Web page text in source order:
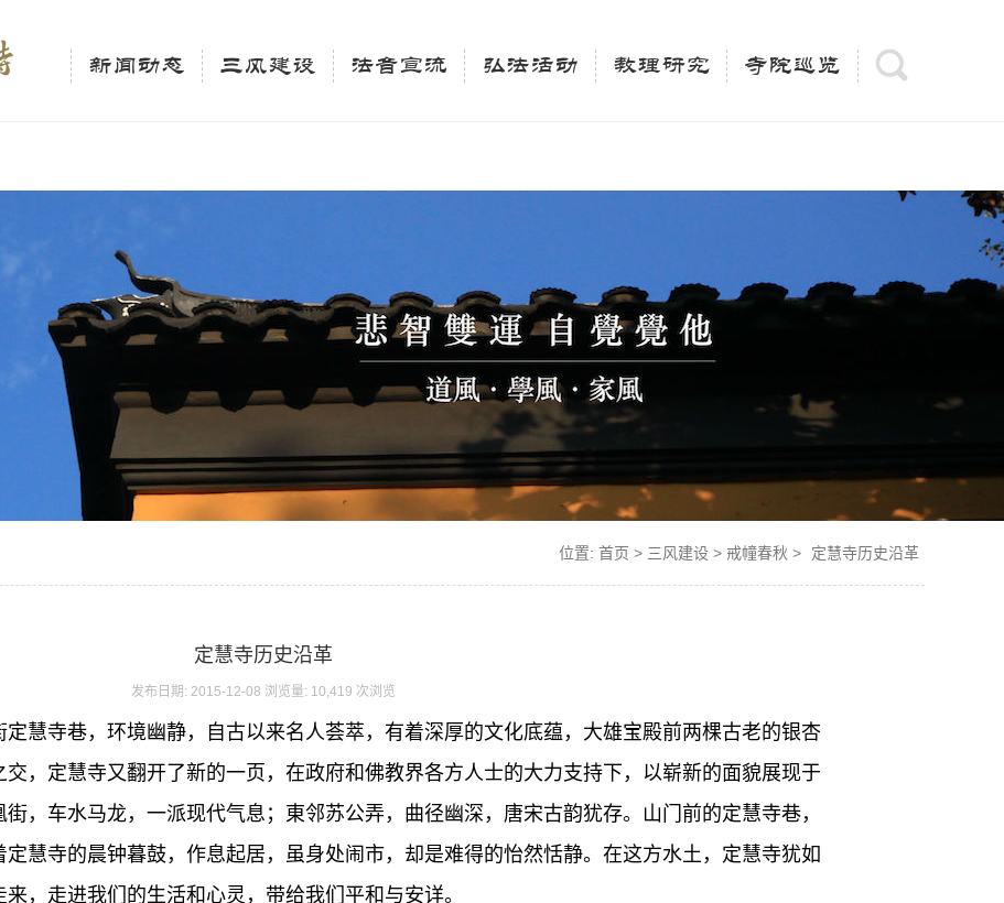
false); $description = tag_description(); } $keywords = trim(strip_tags($keywords)); $description =
新闻动态 三风建设 法音宣流 弘法活动 教理研究 寺院巡览
位置: 首页 > 三风建设 > 戒幢春秋 > 定慧寺历史沿革
定慧寺历史沿革
发布日期: 2015-12-08 浏览量: 10,419 次浏览
慧寺巷，环境幽静，自古以来名人荟萃，有着深厚的文化底蕴，大雄宝殿前两棵古老的银杏
，定慧寺又翻开了新的一页，在政府和佛教界各方人士的大力支持下，以崭新的面貌展现于
，车水马龙，一派现代气息；東邻苏公弄，曲径幽深，唐宋古韵犹存。山门前的定慧寺巷，
慧寺的晨钟暮鼓，作息起居，虽身处闹市，却是难得的怡然恬静。在这方水土，定慧寺犹如
，走进我们的生活和心灵，带给我们平和与安详。